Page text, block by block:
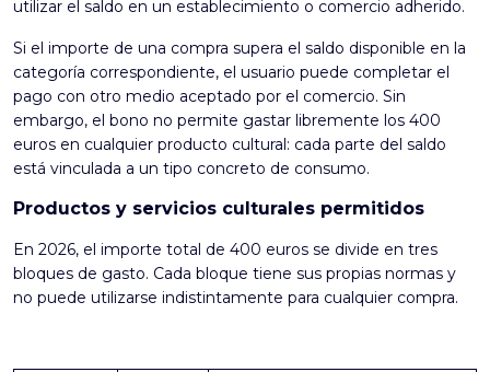
utilizar el saldo en un establecimiento o comercio adherido.
Si el importe de una compra supera el saldo disponible en la
categoría correspondiente, el usuario puede completar el
pago con otro medio aceptado por el comercio. Sin
embargo, el bono no permite gastar libremente los 400
euros en cualquier producto cultural: cada parte del saldo
está vinculada a un tipo concreto de consumo.
Productos y servicios culturales permitidos
En 2026, el importe total de 400 euros se divide en tres
bloques de gasto. Cada bloque tiene sus propias normas y
no puede utilizarse indistintamente para cualquier compra.